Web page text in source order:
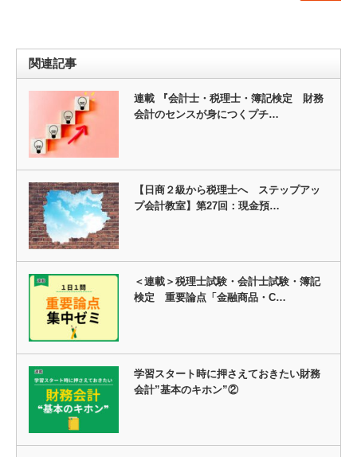
関連記事
連載 『会計士・税理士・簿記検定 財務
会計のセンスが身につくプチ…
【日商２級から税理士へ ステップアッ
プ会計教室】第27回：現金預…
＜連載＞税理士試験・会計士試験・簿記
検定 重要論点「金融商品・C…
学習スタート時に押さえておきたい財務
会計”基本のキホン”②